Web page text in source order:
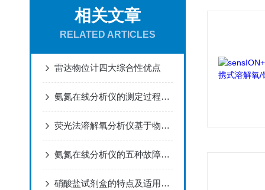
相关文章
RELATED ARTICLES
雷达物位计四大综合性优点
氨氮在线分析仪的测定过程及结果满足环保行业的标准
荧光法溶解氧分析仪基于物理学中的原理设计而成
氨氮在线分析仪的五种故障有必要总结下
硝酸盐试剂盒的特点及适用范围